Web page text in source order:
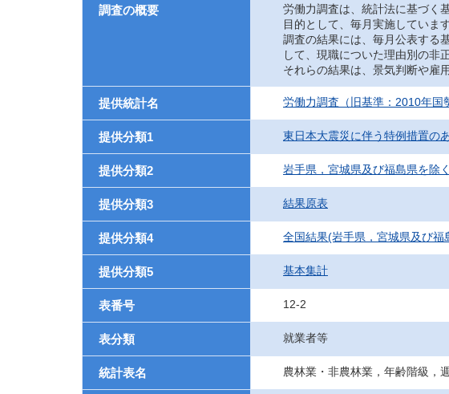
調査の概要
労働力調査は、統計法に基づく
目的として、毎月実施しています
調査の結果には、毎月公表する
して、現職についた理由別の非
それらの結果は、景気判断や雇
提供統計名 労働力調査（旧基準：2010年国
提供分類1 東日本大震災に伴う特例措置の
提供分類2 岩手県，宮城県及び福島県を除
提供分類3 結果原表
提供分類4 全国結果(岩手県，宮城県及び福
提供分類5 基本集計
表番号 12-2
表分類 就業者等
統計表名 農林業・非農林業，年齢階級，